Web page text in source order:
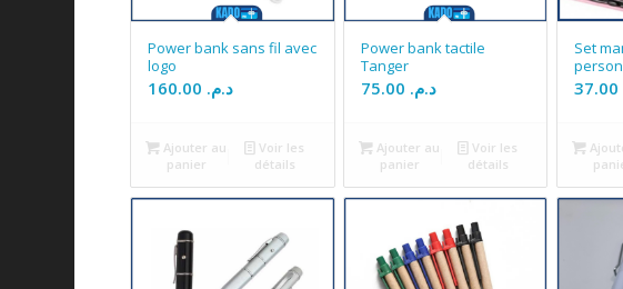
Power bank sans fil avec
logo
د.م.
Ajouter au
panier
Voir les
détails
Power bank tactile
Tanger
د.م.
Ajouter au
panier
Voir les
détails
Set